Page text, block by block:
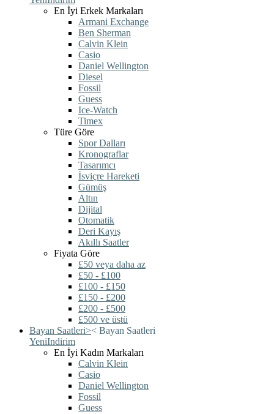
En İyi Erkek Markaları
Armani Exchange
Ben Sherman
Calvin Klein
Casio
Daniel Wellington
Diesel
Fossil
Guess
Ice-Watch
Timex
Türe Göre
Spor Dalları
Kronograflar
Tasarımcı
İsviçre Hareketi
Gümüş
Altın
Dijital
Otomatik
Deri Kayış
Akıllı Saatler
Fiyata Göre
£50 veya daha az
£50 - £100
£100 - £150
£150 - £200
£200 - £500
£500 ve üstü
Bayan Saatleri>< Bayan Saatleri
YeniIndirim
En İyi Kadın Markaları
Calvin Klein
Casio
Daniel Wellington
Fossil
Guess